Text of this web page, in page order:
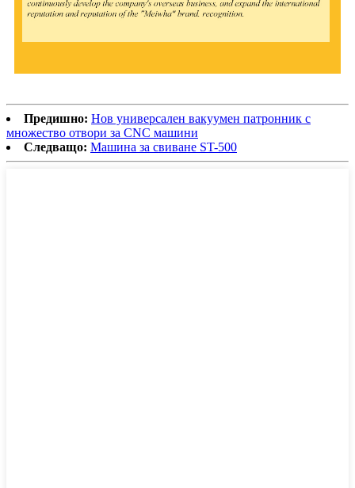
Предишно: Нов универсален вакуумен патронник с
множество отвори за CNC машини
Следващо: Машина за свиване ST-500